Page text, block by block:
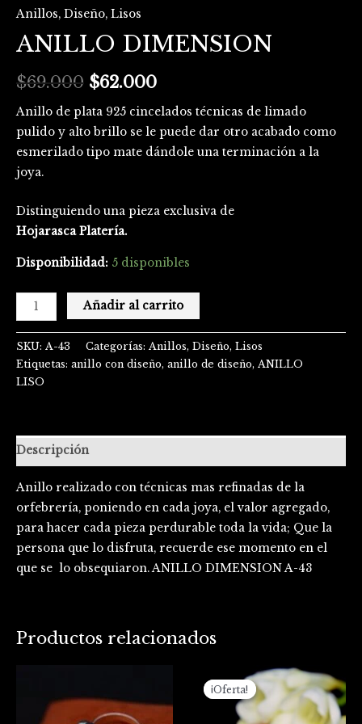
Anillos, Diseño, Lisos
ANILLO DIMENSION
$69.000 $62.000
Anillo de plata 925 cincelados técnicas de limado
pulido y alto brillo se le puede dar otro acabado como
esmerilado tipo mate dándole una terminación a la
joya.
Distinguiendo una pieza exclusiva de
Hojarasca Platería.
Disponibilidad: 5 disponibles
Añadir al carrito
SKU: A-43 Categorías: Anillos, Diseño, Lisos
Etiquetas: anillo con diseño, anillo de diseño, ANILLO
LISO
Descripción
Anillo realizado con técnicas mas refinadas de la
orfebrería, poniendo en cada joya, el valor agregado,
para hacer cada pieza perdurable toda la vida; Que la
persona que lo disfruta, recuerde ese momento en el
que se lo obsequiaron. ANILLO DIMENSION A-43
Productos relacionados
¡Oferta!
¡Oferta!
precio
original
era:
El
precio
actual
es: